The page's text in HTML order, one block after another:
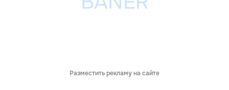
Разместить рекламу на сайте